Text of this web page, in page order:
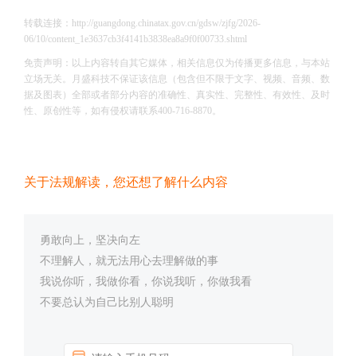
转载连接：http://guangdong.chinatax.gov.cn/gdsw/zjfg/2026-
06/10/content_1e3637cb3f4141b3838ea8a9f0f00733.shtml
免责声明：以上内容转自其它媒体，相关信息仅为传播更多信息，与本站
立场无关。月盛科技不保证该信息（包含但不限于文字、视频、音频、数
据及图表）全部或者部分内容的准确性、真实性、完整性、有效性、及时
性、原创性等，如有侵权请联系400-716-8870。
关于法规解读，您还想了解什么内容
勇敢向上，坚决向左
不理解人，就无法用心去理解做的事
我说你听，我做你看，你说我听，你做我看
不要总认为自己比别人聪明